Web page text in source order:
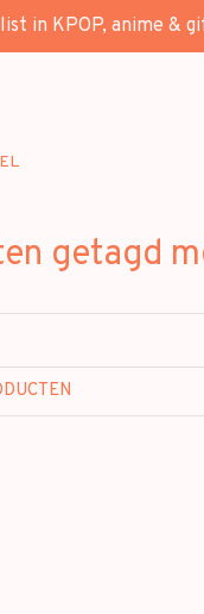
in KPOP, anime &
getagd